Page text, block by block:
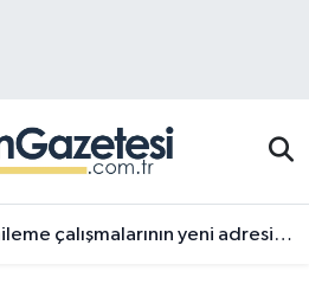
yeni adresi Pınardere Mahallesi
Haritası
ve Fikstür